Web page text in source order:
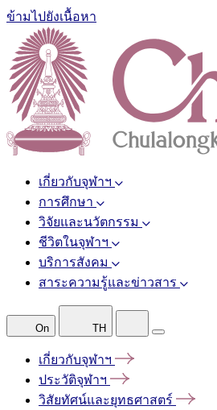
ข้ามไปยังเนื้อหา
เกี่ยวกับจุฬาฯ
การศึกษา
วิจัยและนวัตกรรม
ชีวิตในจุฬาฯ
บริการสังคม
สาระความรู้และข่าวสาร
On TH
เกี่ยวกับจุฬาฯ
ประวัติจุฬาฯ
วิสัยทัศน์และยุทธศาสตร์